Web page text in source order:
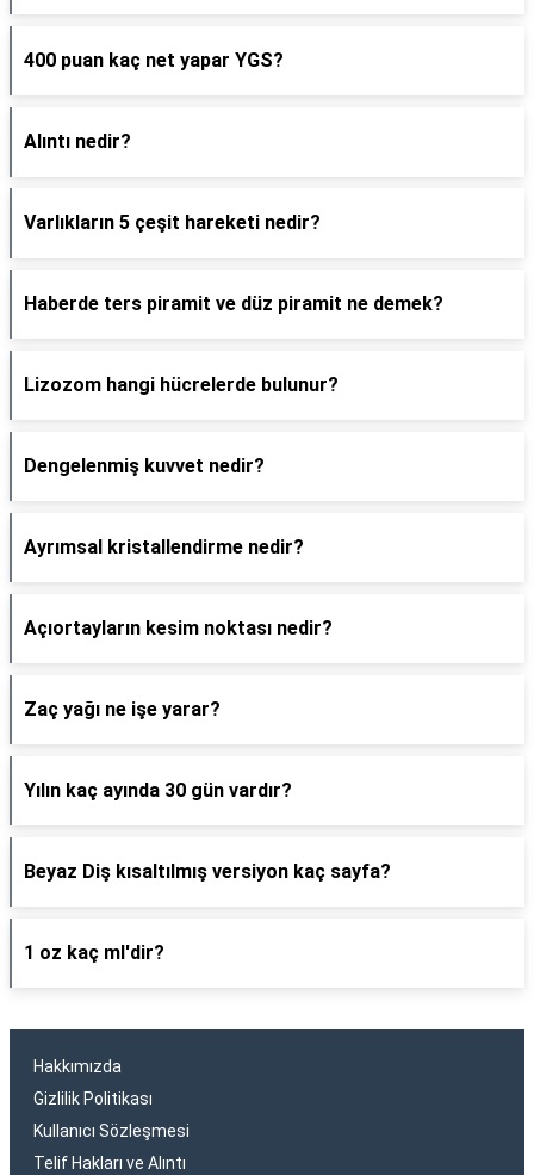
400 puan kaç net yapar YGS?
Alıntı nedir?
Varlıkların 5 çeşit hareketi nedir?
Haberde ters piramit ve düz piramit ne demek?
Lizozom hangi hücrelerde bulunur?
Dengelenmiş kuvvet nedir?
Ayrımsal kristallendirme nedir?
Açıortayların kesim noktası nedir?
Zaç yağı ne işe yarar?
Yılın kaç ayında 30 gün vardır?
Beyaz Diş kısaltılmış versiyon kaç sayfa?
1 oz kaç ml'dir?
Hakkımızda
Gizlilik Politikası
Kullanıcı Sözleşmesi
Telif Hakları ve Alıntı